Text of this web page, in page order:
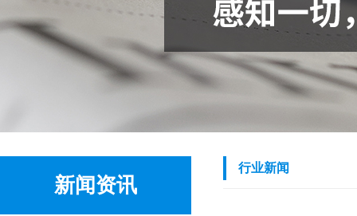
新闻资讯
行业新闻